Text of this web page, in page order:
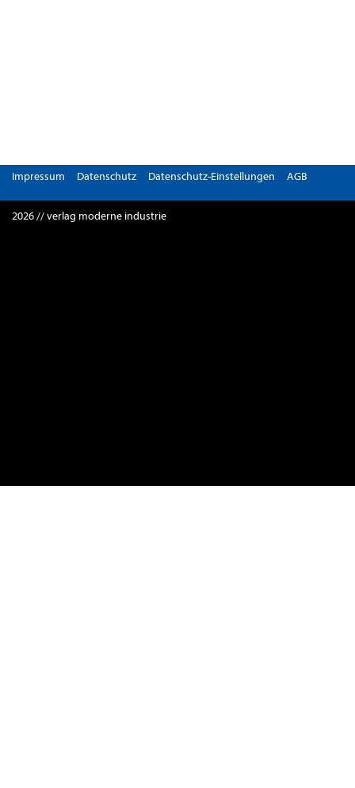
Impressum Datenschutz Datenschutz-Einstellungen AGB
2026 // verlag moderne industrie